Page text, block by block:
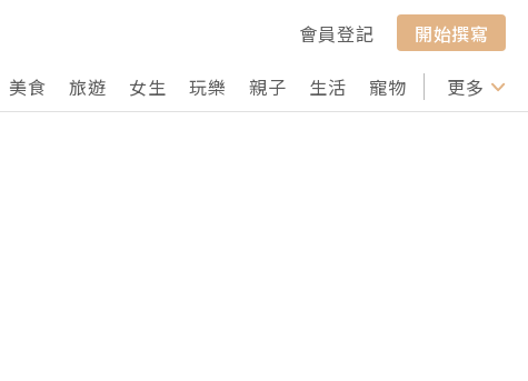
會員登記
開始撰寫
美食 旅遊 女生 玩樂 親子 生活 寵物 行山 打卡
更多